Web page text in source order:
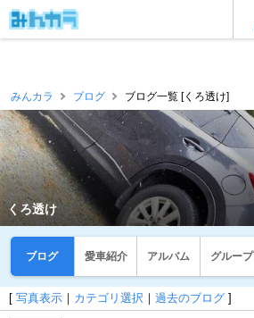
みんカラ ブログ ブログ一覧 [くろ透け]
くろ透け
ブログ 愛車紹介 アルバム グループ
[ 写真表示 ｜ カテゴリ選択 ｜ 過去のブログ ]